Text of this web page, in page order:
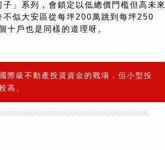
」系列，會鎖定以低總價門檻但高未來
似大安區從每坪200萬跳到每坪250
十戶也是同樣的道理呀。
際級不動產投資資金的戰場，但小型投
高。